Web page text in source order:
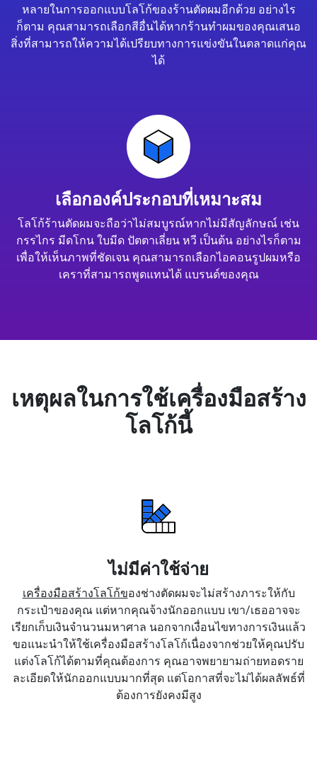
หลายในการออกแบบโลโก้ของร้านตัดผมอีกด้วย อย่างไร
ก็ตาม คุณสามารถเลือกสีอื่นได้หากร้านทำผมของคุณเสนอ
สิ่งที่สามารถให้ความได้เปรียบทางการแข่งขันในตลาดแก่คุณ
ได้
เลือกองค์ประกอบที่เหมาะสม
โลโก้ร้านตัดผมจะถือว่าไม่สมบูรณ์หากไม่มีสัญลักษณ์ เช่น
กรรไกร มีดโกน ใบมีด ปัตตาเลี่ยน หวี เป็นต้น อย่างไรก็ตาม
เพื่อให้เห็นภาพที่ชัดเจน คุณสามารถเลือกไอคอนรูปผมหรือ
เคราที่สามารถพูดแทนได้ แบรนด์ของคุณ
เหตุผลในการใช้เครื่องมือสร้าง
โลโก้นี้
ไม่มีค่าใช้จ่าย
เครื่องมือสร้างโลโก้ของช่างตัดผมจะไม่สร้างภาระให้กับ
กระเป๋าของคุณ แต่หากคุณจ้างนักออกแบบ เขา/เธออาจจะ
เรียกเก็บเงินจำนวนมหาศาล นอกจากเงื่อนไขทางการเงินแล้ว
ขอแนะนำให้ใช้เครื่องมือสร้างโลโก้เนื่องจากช่วยให้คุณปรับ
แต่งโลโก้ได้ตามที่คุณต้องการ คุณอาจพยายามถ่ายทอดราย
ละเอียดให้นักออกแบบมากที่สุด แต่โอกาสที่จะไม่ได้ผลลัพธ์ที่
ต้องการยังคงมีสูง